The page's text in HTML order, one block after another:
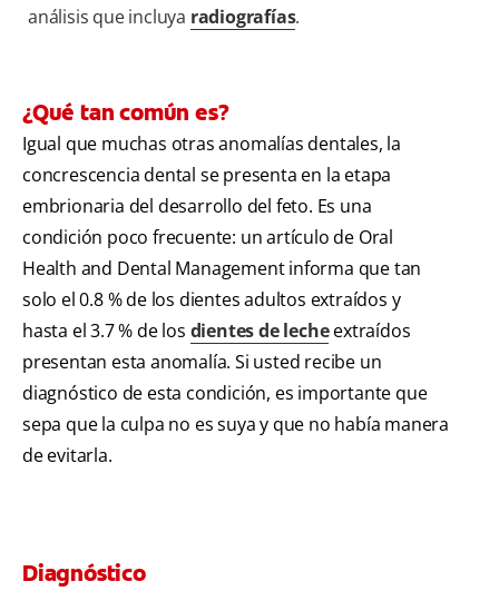
análisis que incluya radiografías.
¿Qué tan común es?
Igual que muchas otras anomalías dentales, la
concrescencia dental se presenta en la etapa
embrionaria del desarrollo del feto. Es una
condición poco frecuente: un artículo de Oral
Health and Dental Management informa que tan
solo el 0.8 % de los dientes adultos extraídos y
hasta el 3.7 % de los dientes de lecheextraídos
presentan esta anomalía. Si usted recibe un
diagnóstico de esta condición, es importante que
sepa que la culpa no es suya y que no había manera
de evitarla.
Diagnóstico